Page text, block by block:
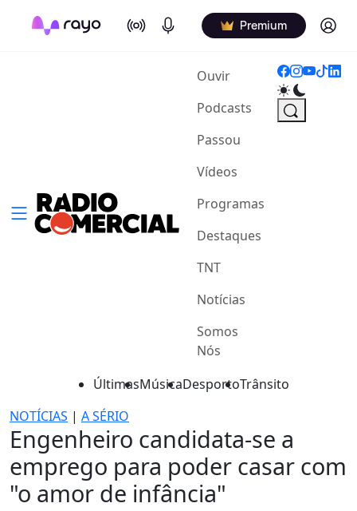
On Air Podcasts Premium Log in
Ouvir(current)
Podcasts
Passou
Vídeos
Programas
Destaques
TNT
Notícias
Somos
Nós
ÚltimasMúsicaDesportoTrânsito
NOTÍCIAS | A SÉRIO
Engenheiro candidata-se a
emprego para poder casar com
"o amor de infância"